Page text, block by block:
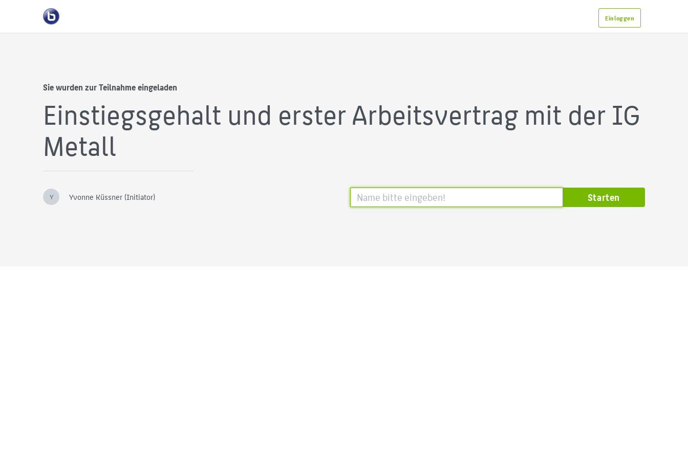
Einloggen
Sie wurden zur Teilnahme eingeladen
Einstiegsgehalt und erster Arbeitsvertrag mit der IG
Metall
Y Yvonne Küssner (Initiator) Starten